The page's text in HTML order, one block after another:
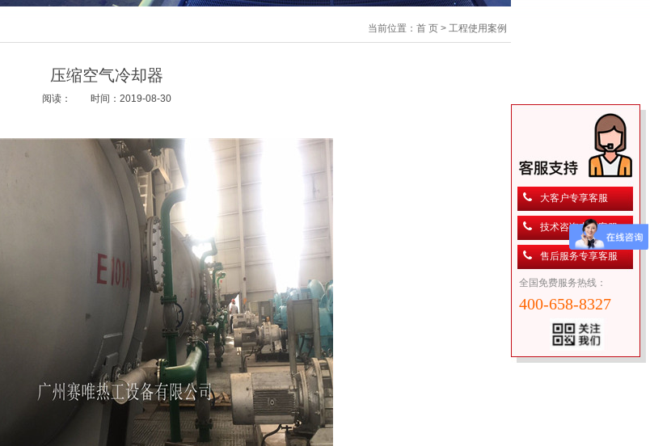
当前位置： 首 页 > 工程使用案例
压缩空气冷却器
阅读： 时间：2019-08-30
大客户专享客服
技术咨询专享客服
售后服务专享客服
全国免费服务热线：
400-658-8327